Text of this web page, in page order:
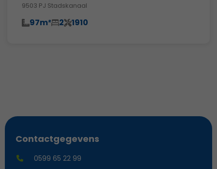
9503 PJ Stadskanaal
97m² 2 1910
Contactgegevens
0599 65 22 99